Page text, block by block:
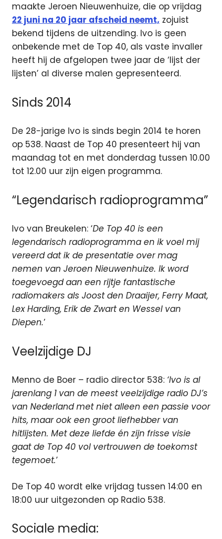
maakte Jeroen Nieuwenhuize, die op vrijdag
22 juni na 20 jaar afscheid neemt, zojuist
bekend tijdens de uitzending. Ivo is geen
onbekende met de Top 40, als vaste invaller
heeft hij de afgelopen twee jaar de ‘lijst der
lijsten’ al diverse malen gepresenteerd.
Sinds 2014
De 28-jarige Ivo is sinds begin 2014 te horen
op 538. Naast de Top 40 presenteert hij van
maandag tot en met donderdag tussen 10.00
tot 12.00 uur zijn eigen programma.
“Legendarisch radioprogramma”
Ivo van Breukelen: ‘De Top 40 is een
legendarisch radioprogramma en ik voel mij
vereerd dat ik de presentatie over mag
nemen van Jeroen Nieuwenhuize. Ik word
toegevoegd aan een rijtje fantastische
radiomakers als Joost den Draaijer, Ferry Maat,
Lex Harding, Erik de Zwart en Wessel van
Diepen.’
Veelzijdige DJ
Menno de Boer – radio director 538: ‘Ivo is al
jarenlang 1 van de meest veelzijdige radio DJ’s
van Nederland met niet alleen een passie voor
hits, maar ook een groot liefhebber van
hitlijsten. Met deze liefde én zijn frisse visie
gaat de Top 40 vol vertrouwen de toekomst
tegemoet.’
De Top 40 wordt elke vrijdag tussen 14:00 en
18:00 uur uitgezonden op Radio 538.
Sociale media: